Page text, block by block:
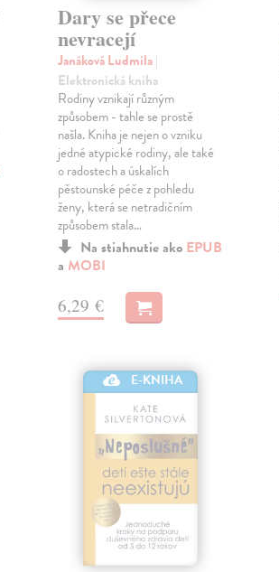
Dary se přece
nevracejí
Janáková Ludmila|
Elektronická kniha
Rodiny vznikají různým
způsobem - tahle se prostě
našla. Kniha je nejen o vzniku
jedné atypické rodiny, ale také
o radostech a úskalích
pěstounské péče z pohledu
ženy, která se netradičním
způsobem stala…
Na stiahnutie ako EPUB
a MOBI
6,29 €
E-KNIHA